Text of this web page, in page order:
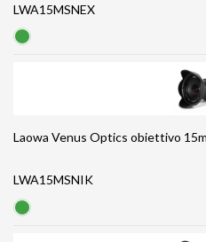
LWA15MSNEX
LWA15MSNIK